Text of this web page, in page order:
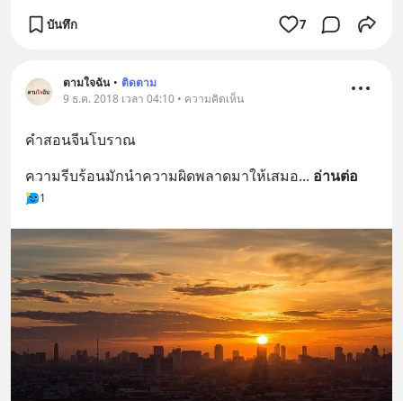
บันทึก 7
ตามใจฉัน • ติดตาม
9 ธ.ค. 2018 เวลา 04:10 • ความคิดเห็น
คำสอนจีนโบราณ
ความรีบร้อนมักนำความผิดพลาดมาให้เสมอ... อ่านต่อ
1